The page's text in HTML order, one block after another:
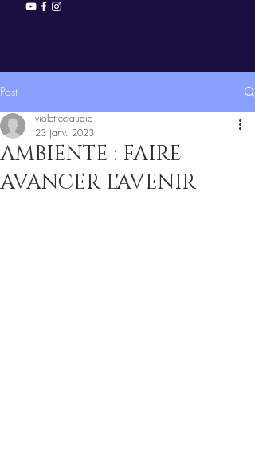
Post
AMBIENTE : FAIRE
AVANCER L'AVENIR
violetteclaudie
23 janv. 2023